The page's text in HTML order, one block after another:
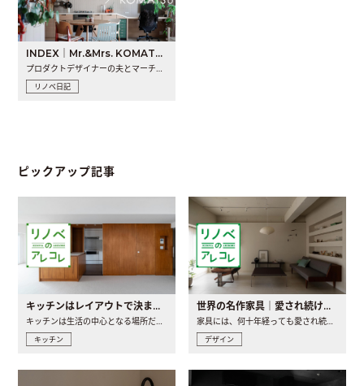
INDEX｜Mr.&Mrs. KOMATSU renovation diary
プロダクトデザイナーの夫とマーチャンダイザーの妻が、夫婦で..
リノベ日記
ピックアップ記事
キッチンはレイアウトで決まる。後悔しないための考え方と選び方
キッチン
世界の名作家具｜愛され続ける理由と一生モノとの出会い方
デザイン